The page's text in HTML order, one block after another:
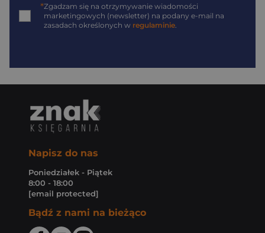
*Zgadzam się na otrzymywanie wiadomości
marketingowych (newsletter) na podany e-mail na
zasadach określonych w regulaminie
Napisz do nas
Poniedziałek - Piątek
8:00 - 18:00
[email protected]
Bądź z nami na bieżąco